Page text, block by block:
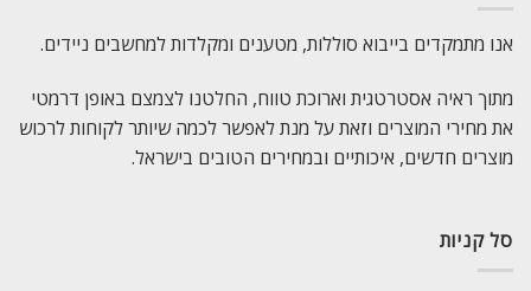
אנו מתמקדים בייבוא סוללות, מטענים ומקלדות למחשבים ניידים.
מתוך ראיה אסטרטגית וארוכת טווח, החלטנו לצמצם באופן דרמטי
את מחירי המוצרים וזאת על מנת לאפשר לכמה שיותר לקוחות לרכוש
מוצרים חדשים, איכותיים ובמחירים הטובים בישראל.
סל קניות